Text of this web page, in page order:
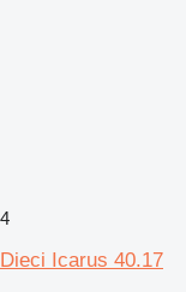
4
Dieci Icarus 40.17